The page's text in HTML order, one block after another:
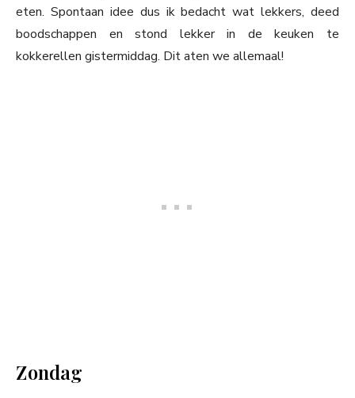
eten. Spontaan idee dus ik bedacht wat lekkers, deed
boodschappen en stond lekker in de keuken te
kokkerellen gistermiddag. Dit aten we allemaal!
Zondag